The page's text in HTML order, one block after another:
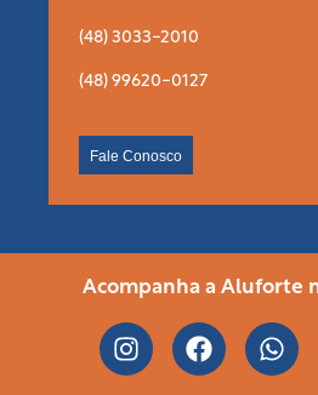
(48) 3033-2010
(48) 99620-0127
Fale Conosco
Acompanha a Aluforte